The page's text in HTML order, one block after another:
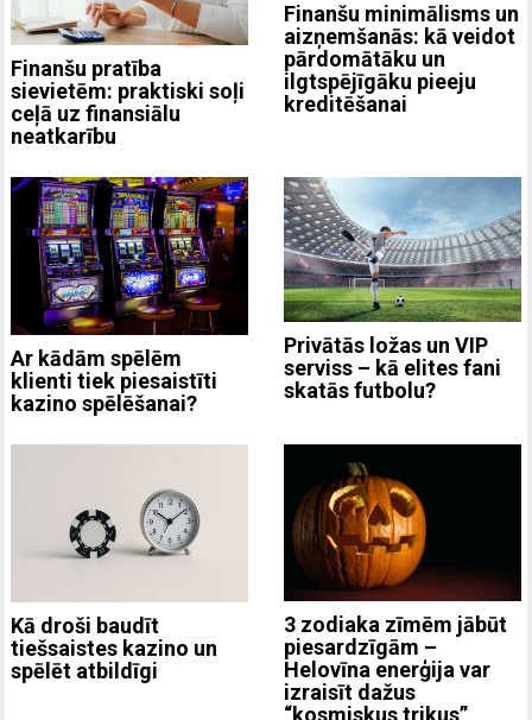
Finanšu pratība
sievietēm: praktiski soļi
ceļā uz finansiālu
neatkarību
Finanšu minimālisms un
aizņemšanās: kā veidot
pārdomātāku un
ilgtspējīgāku pieeju
kreditēšanai
Ar kādām spēlēm
klienti tiek piesaistīti
kazino spēlēšanai?
Privātās ložas un VIP
serviss – kā elites fani
skatās futbolu?
Kā droši baudīt
tiešsaistes kazino un
spēlēt atbildīgi
3 zodiaka zīmēm jābūt
piesardzīgām –
Helovīna enerģija var
izraisīt dažus
“kosmiskus trikus”